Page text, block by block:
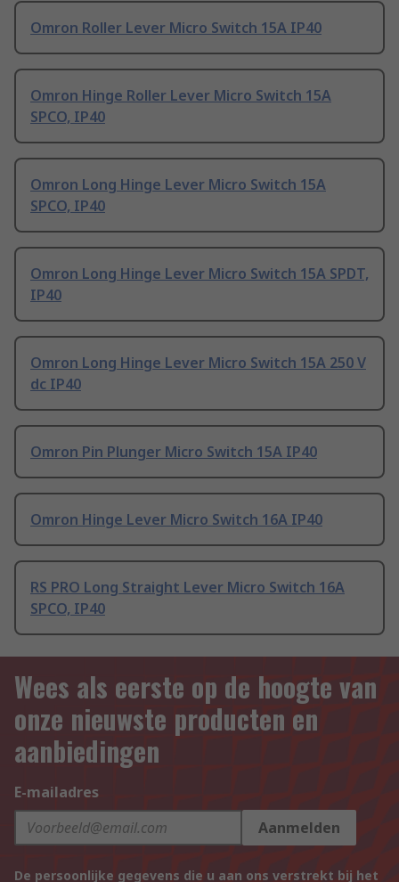
Omron Roller Lever Micro Switch 15A IP40
Omron Hinge Roller Lever Micro Switch 15A
SPCO, IP40
Omron Long Hinge Lever Micro Switch 15A
SPCO, IP40
Omron Long Hinge Lever Micro Switch 15A SPDT,
IP40
Omron Long Hinge Lever Micro Switch 15A 250 V
dc IP40
Omron Pin Plunger Micro Switch 15A IP40
Omron Hinge Lever Micro Switch 16A IP40
RS PRO Long Straight Lever Micro Switch 16A
SPCO, IP40
Wees als eerste op de hoogte van
onze nieuwste producten en
aanbiedingen
E-mailadres
Aanmelden
De persoonlijke gegevens die u aan ons verstrekt bij het